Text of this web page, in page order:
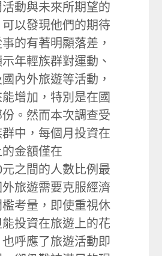
動與未來所期望的
以發現他們的期待
的有著明顯落差，
年輕族群對運動、
內外旅遊等活動，
增加，特別是在國
。然而本次調查受
中，每個月投資在
金額僅在
之間的人數比例最
旅遊需要克服經濟
考量，即使重視休
投資在旅遊上的花
呼應了旅遊活動即